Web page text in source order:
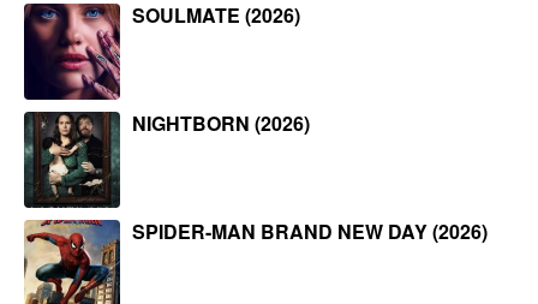
SOULMATE (2026)
NIGHTBORN (2026)
SPIDER-MAN BRAND NEW DAY (2026)